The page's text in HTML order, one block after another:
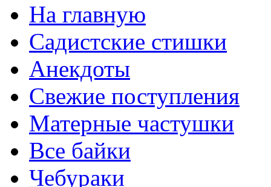
На главную
Садистские стишки
Анекдоты
Свежие поступления
Матерные частушки
Все байки
Чебураки